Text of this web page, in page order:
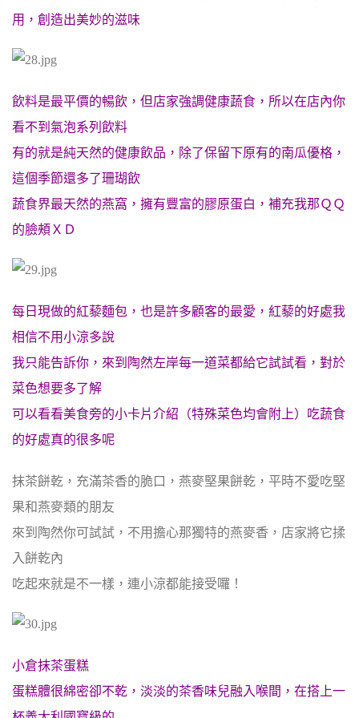
用，創造出美妙的滋味
飲料是最平價的暢飲，但店家強調健康蔬食，所以在店內你
看不到氣泡系列飲料
有的就是純天然的健康飲品，除了保留下原有的南瓜優格，
這個季節還多了珊瑚飲
蔬食界最天然的燕窩，擁有豐富的膠原蛋白，補充我那ＱＱ
的臉頰ＸＤ
每日現做的紅藜麵包，也是許多顧客的最愛，紅藜的好處我
相信不用小涼多說
我只能告訴你，來到陶然左岸每一道菜都給它試試看，對於
菜色想要多了解
可以看看美食旁的小卡片介紹（特殊菜色均會附上）吃蔬食
的好處真的很多呢
抹茶餅乾，充滿茶香的脆口，燕麥堅果餅乾，平時不愛吃堅
果和燕麥類的朋友
來到陶然你可試試，不用擔心那獨特的燕麥香，店家將它揉
入餅乾內
吃起來就是不一樣，連小涼都能接受囉！
小倉抹茶蛋糕
蛋糕體很綿密卻不乾，淡淡的茶香味兒融入喉間，在搭上一